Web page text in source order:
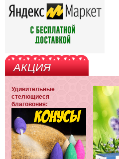
АКЦИЯ
Удивительные
стелющиеся
благовония: